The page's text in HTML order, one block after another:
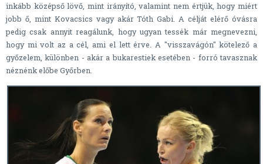
inkább középső lövő, mint irányító, valamint nem értjük, hogy miért
jobb ő, mint Kovacsics vagy akár Tóth Gabi. A célját elérő óvásra
pedig csak annyit reagálunk, hogy ugyan tessék már megnevezni,
hogy mi volt az a cél, ami el lett érve. A "visszavágón" kötelező a
győzelem, különben - akár a bukarestiek esetében - forró tavasznak
néznénk előbe Győrben.